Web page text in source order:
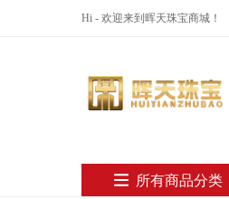
Hi - 欢迎来到晖天珠宝商城！
所有商品分类